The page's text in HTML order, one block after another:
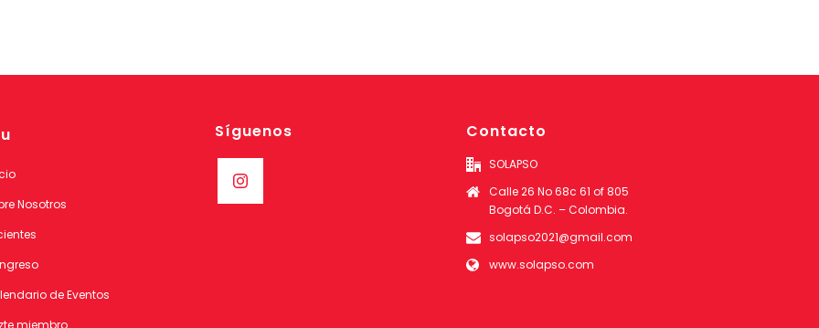
Nosotros
de Eventos
miembro
Síguenos Contacto
SOLAPSO
Calle 26 No 68c 61 of 805
Bogotá D.C. – Colombia.
solapso2021@gmail.com
www.solapso.com